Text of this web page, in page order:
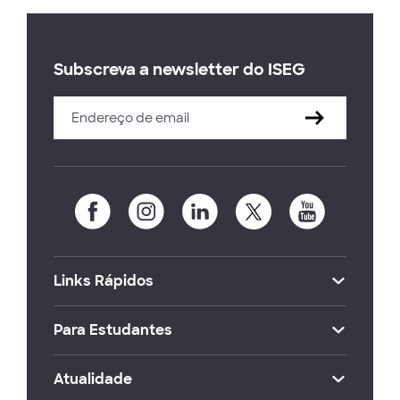
Subscreva a newsletter do ISEG
Links Rápidos
Para Estudantes
Atualidade